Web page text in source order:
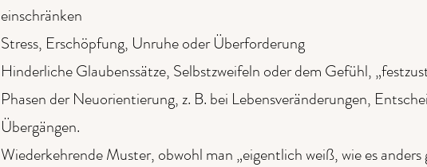
einschränken
Stress, Erschöpfung, Unruhe oder Überforderung
Hinderliche Glaubenssätze, Selbstzweifeln oder dem Gefühl,
Phasen der Neuorientierung, z. B. bei Lebensveränderungen,
Übergängen.
Wiederkehrende Muster, obwohl man „eigentlich weiß, wie es anders